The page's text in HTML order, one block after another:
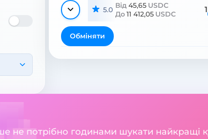
5.0 Від 45,65 USDC
До11 412,05 USDC 1
Обміняти
не потрібно годинами шукати